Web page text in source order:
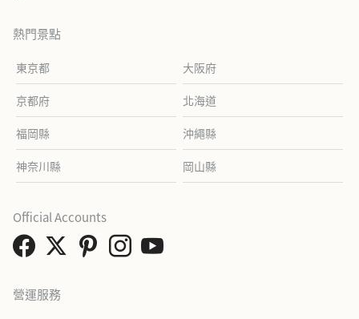
熱門景點
東京都 大阪府
京都府 北海道
福岡縣 沖繩縣
神奈川縣 岡山縣
營運服務
Official Accounts